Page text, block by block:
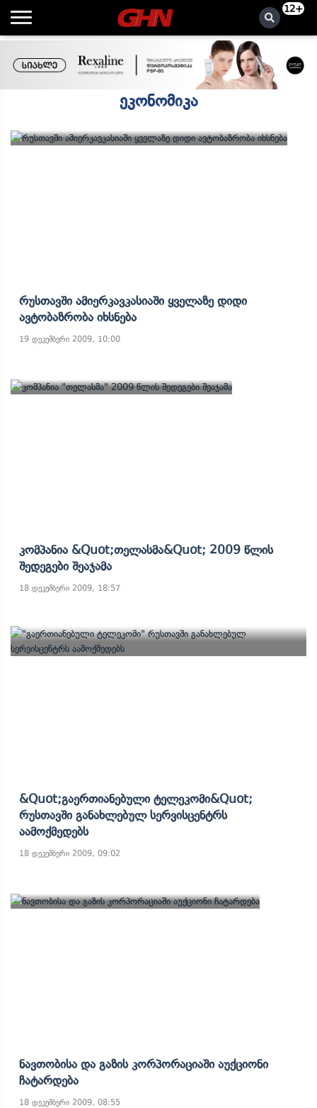
12+
ეკონომიკა
Რუსთავში Ამიერკავკასიაში Ყველაზე Დიდი
Ავტობაზრობა Იხსნება
19 დეკემბერი 2009, 10:00
Კომპანია &quot;თელასმა&quot; 2009 Წლის
Შედეგები Შეაჯამა
18 დეკემბერი 2009, 18:57
&quot;გაერთიანებული Ტელეკომი&quot;
Რუსთავში Განახლებულ Სერვისცენტრს
Აამოქმედებს
18 დეკემბერი 2009, 09:02
Ნავთობისა Და Გაზის Კორპორაციაში Აუქციონი
Ჩატარდება
18 დეკემბერი 2009, 08:55